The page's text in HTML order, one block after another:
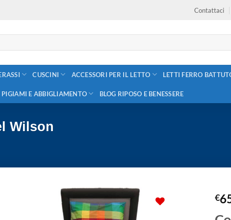
Contattaci
CUSCINI ACCESSORI PER IL LETTO LETTI FERRO
E ABBIGLIAMENTO BLOG RIPOSO E BENESSERE
Wilson
€